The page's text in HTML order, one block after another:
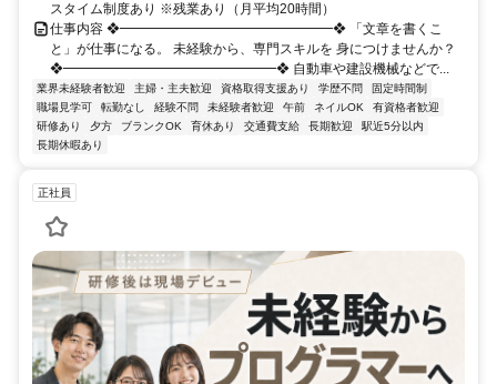
スタイム制度あり ※残業あり（月平均20時間）
仕事内容 ❖━━━━━━━━━━━━━━━━❖ 「文章を書くこ
と」が仕事になる。 未経験から、専門スキルを 身につけませんか？
❖━━━━━━━━━━━━━━━━❖ 自動車や建設機械などで...
業界未経験者歓迎 主婦・主夫歓迎 資格取得支援あり 学歴不問
固定時間制
職場見学可
転勤なし 経験不問 未経験者歓迎 午前 ネイルOK
有資格者歓迎
研修あり
夕方 ブランクOK 育休あり 交通費支給 長期歓迎
駅近5分以内
長期休暇あり
正社員